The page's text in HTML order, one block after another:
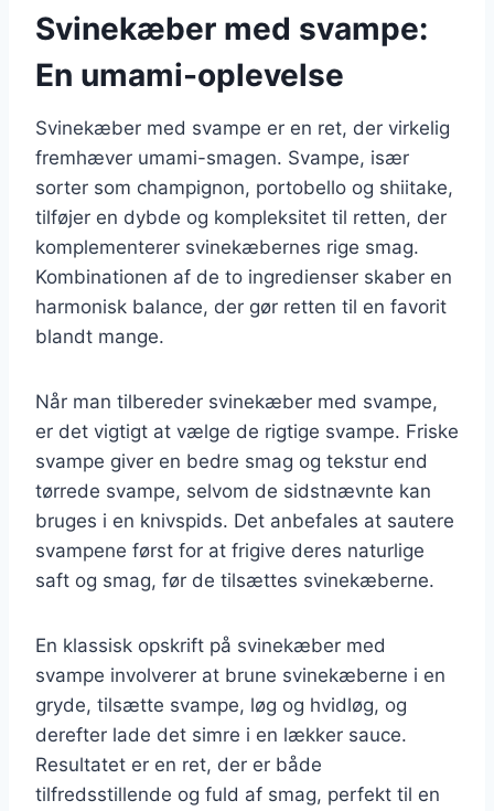
Svinekæber med svampe:
En umami-oplevelse
Svinekæber med svampe er en ret, der virkelig
fremhæver umami-smagen. Svampe, især
sorter som champignon, portobello og shiitake,
tilføjer en dybde og kompleksitet til retten, der
komplementerer svinekæbernes rige smag.
Kombinationen af de to ingredienser skaber en
harmonisk balance, der gør retten til en favorit
blandt mange.
Når man tilbereder svinekæber med svampe,
er det vigtigt at vælge de rigtige svampe. Friske
svampe giver en bedre smag og tekstur end
tørrede svampe, selvom de sidstnævnte kan
bruges i en knivspids. Det anbefales at sautere
svampene først for at frigive deres naturlige
saft og smag, før de tilsættes svinekæberne.
En klassisk opskrift på svinekæber med
svampe involverer at brune svinekæberne i en
gryde, tilsætte svampe, løg og hvidløg, og
derefter lade det simre i en lækker sauce.
Resultatet er en ret, der er både
tilfredsstillende og fuld af smag, perfekt til en